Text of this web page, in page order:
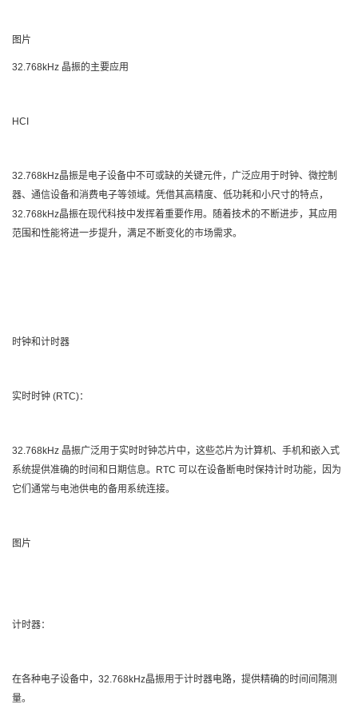
图片
32.768kHz 晶振的主要应用
HCI
32.768kHz晶振是电子设备中不可或缺的关键元件，广泛应用于时钟、微控制
器、通信设备和消费电子等领域。凭借其高精度、低功耗和小尺寸的特点，
32.768kHz晶振在现代科技中发挥着重要作用。随着技术的不断进步，其应用
范围和性能将进一步提升，满足不断变化的市场需求。
时钟和计时器
实时时钟 (RTC)：
32.768kHz 晶振广泛用于实时时钟芯片中，这些芯片为计算机、手机和嵌入式
系统提供准确的时间和日期信息。RTC 可以在设备断电时保持计时功能，因为
它们通常与电池供电的备用系统连接。
图片
计时器：
在各种电子设备中，32.768kHz晶振用于计时器电路，提供精确的时间间隔测
量。